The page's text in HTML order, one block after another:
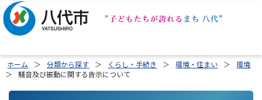
ホーム 分類から探す くらし・手続き 環境・住まい
環境
騒音及び振動に関する告示について